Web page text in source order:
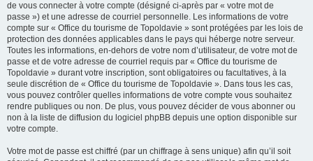
de vous connecter à votre compte (désigné ci-après par « votre mot de
passe ») et une adresse de courriel personnelle. Les informations de votre
compte sur « Office du tourisme de Topoldavie » sont protégées par les lois de
protection des données applicables dans le pays qui héberge notre serveur.
Toutes les informations, en-dehors de votre nom d’utilisateur, de votre mot de
passe et de votre adresse de courriel requis par « Office du tourisme de
Topoldavie » durant votre inscription, sont obligatoires ou facultatives, à la
seule discrétion de « Office du tourisme de Topoldavie ». Dans tous les cas,
vous pouvez contrôler quelles informations de votre compte vous souhaitez
rendre publiques ou non. De plus, vous pouvez décider de vous abonner ou
non à la liste de diffusion du logiciel phpBB depuis une option disponible sur
votre compte.
Votre mot de passe est chiffré (par un chiffrage à sens unique) afin qu’il soit